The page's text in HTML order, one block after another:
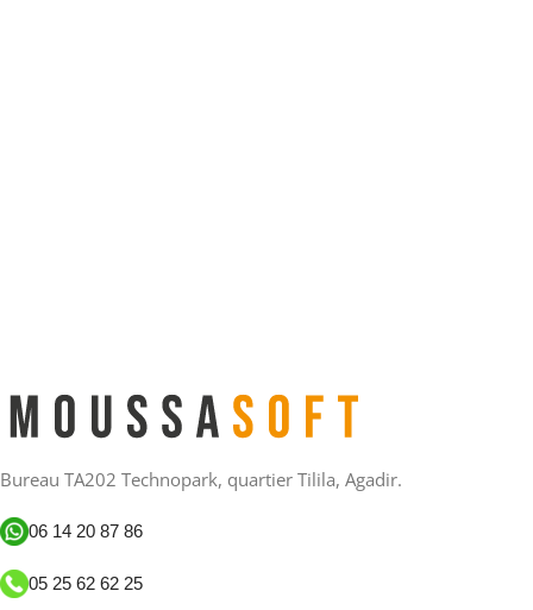
Bureau TA202 Technopark, quartier Tilila, Agadir.
06 14 20 87 86
05 25 62 62 25